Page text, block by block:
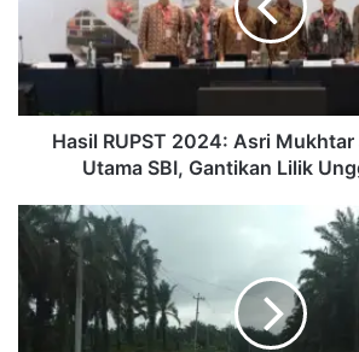
Mukhtar
Jabat
Direktur
Utama
SBI,
Gantikan
Raharjo
Hasil RUPST 2024: Asri
Utama SBI, Gantikan Lilik
10
Ruas
Jalan
Daerah